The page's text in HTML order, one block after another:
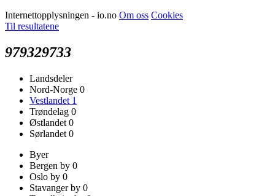
Internettopplysningen - io.no Om oss Cookies
Til resultatene
979329733
Landsdeler
Nord-Norge 0
Vestlandet 1
Trøndelag 0
Østlandet 0
Sørlandet 0
Byer
Bergen by 0
Oslo by 0
Stavanger by 0